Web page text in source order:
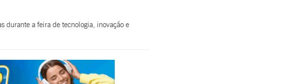
durante a feira de tecnologia, inovação e